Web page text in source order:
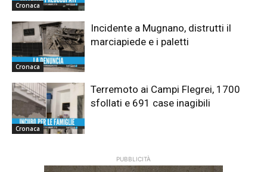
Cronaca
Cronaca
Incidente a Mugnano, distrutti il
marciapiede e i paletti
Cronaca
Terremoto ai Campi Flegrei, 1700
sfollati e 691 case inagibili
PUBBLICITÀ